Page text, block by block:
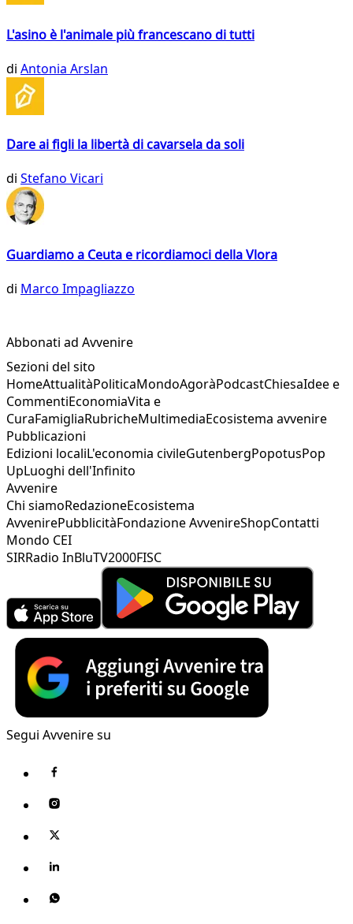
L'asino è l'animale più francescano di tutti
di Antonia Arslan
Dare ai figli la libertà di cavarsela da soli
di Stefano Vicari
Guardiamo a Ceuta e ricordiamoci della Vlora
di Marco Impagliazzo
Abbonati ad Avvenire
Sezioni del sito
HomeAttualitàPoliticaMondoAgoràPodcastChiesaIdee e
CommentiEconomiaVita e
CuraFamigliaRubricheMultimediaEcosistema avvenire
Pubblicazioni
Edizioni localiL'economia civileGutenbergPopotusPop
UpLuoghi dell'Infinito
Avvenire
Chi siamoRedazioneEcosistema
AvvenirePubblicitàFondazione AvvenireShopContatti
Mondo CEI
SIRRadio InBluTV2000FISC
Segui Avvenire su